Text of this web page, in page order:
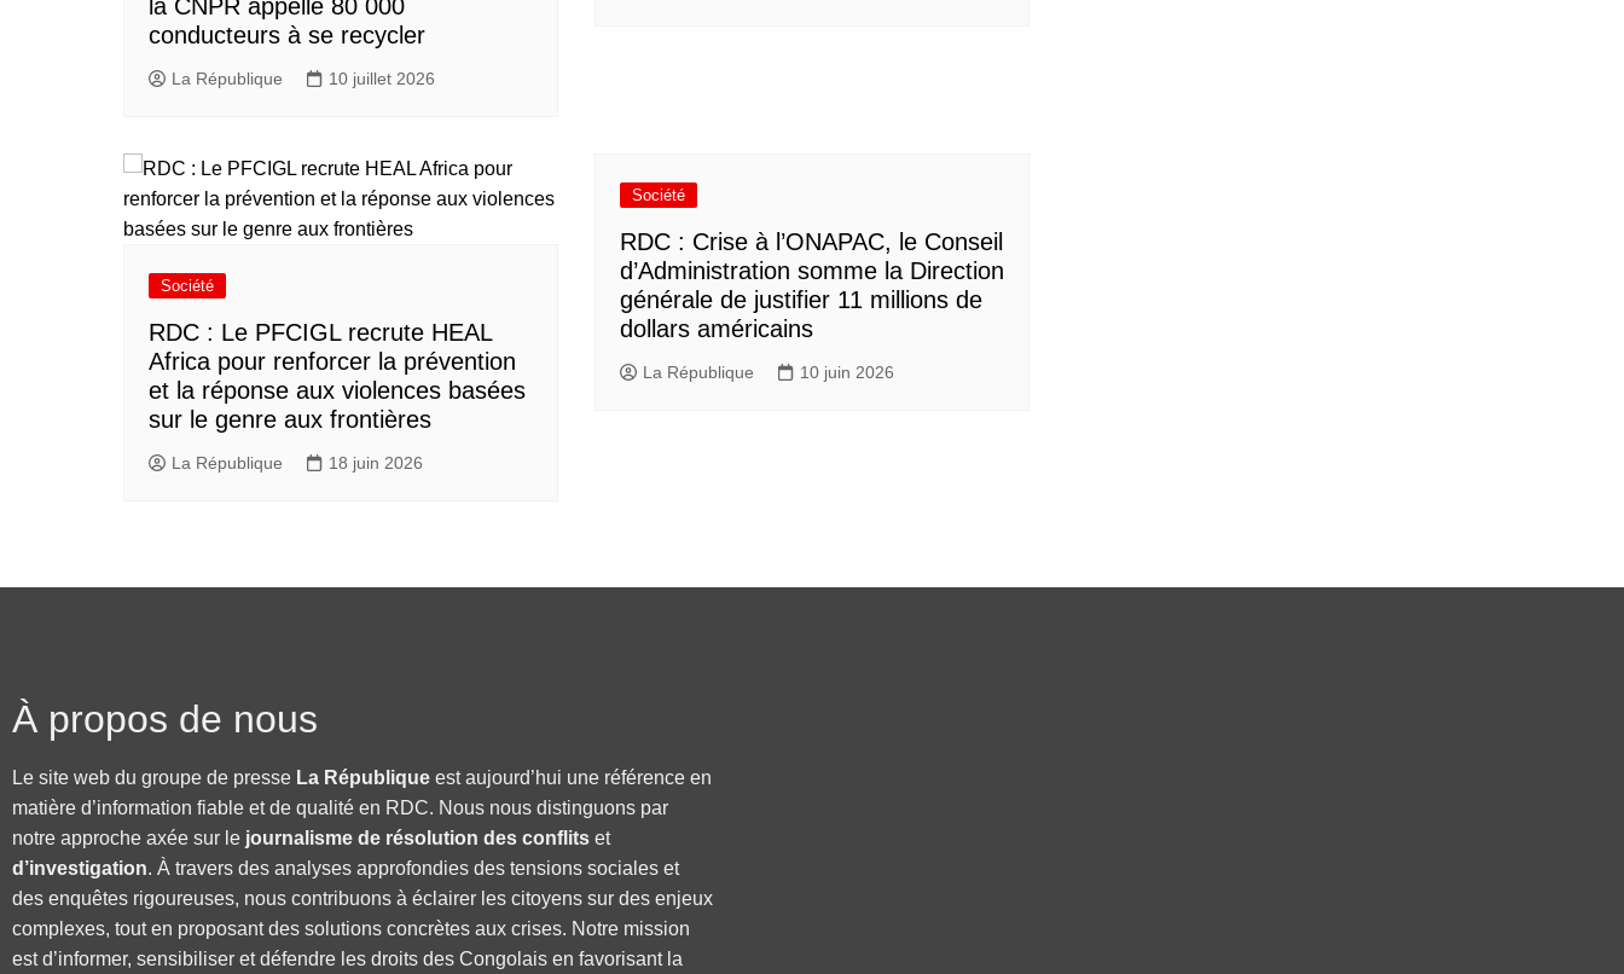
la CNPR appelle 80 000
conducteurs à se recycler
La République 10 juillet 2026
Société
RDC : Le PFCIGL recrute HEAL
Africa pour renforcer la prévention
et la réponse aux violences basées
sur le genre aux frontières
La République 18 juin 2026
Société
RDC : Crise à l’ONAPAC, le Conseil
d’Administration somme la Direction
générale de justifier 11 millions de
dollars américains
La République 10 juin 2026
À propos de nous
Le site web du groupe de presse La République est aujourd’hui une référence en
matière d’information fiable et de qualité en RDC. Nous nous distinguons par
notre approche axée sur le journalisme de résolution des conflits et
d’investigation. À travers des analyses approfondies des tensions sociales et
des enquêtes rigoureuses, nous contribuons à éclairer les citoyens sur des enjeux
complexes, tout en proposant des solutions concrètes aux crises. Notre mission
est d’informer, sensibiliser et défendre les droits des Congolais en favorisant la